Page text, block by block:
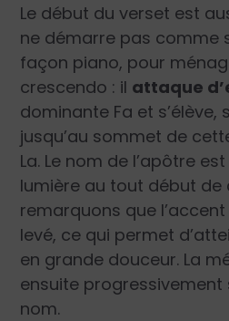
Le début du verset est
ne démarre pas comme
façon piano, pour
crescendo : il attaque
dominante Fa et s’élève,
jusqu’au sommet de
La. Le nom de l’apôtre
lumière au tout début de
remarquons que
levé, ce qui permet
en grande douceur. La
ensuite progressivement
nom.